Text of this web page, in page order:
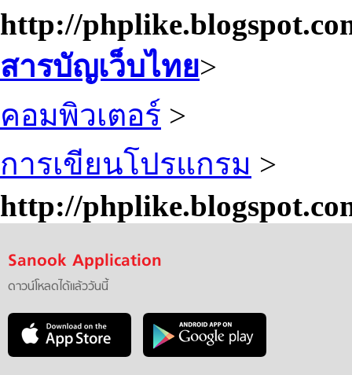
http://
สารบัญเว็บไทย>
คอมพิวเตอร์ >
การเขียนโปรแกรม >
http://
Sanook Application
ดาวน์โหลดได้แล้ววันนี้